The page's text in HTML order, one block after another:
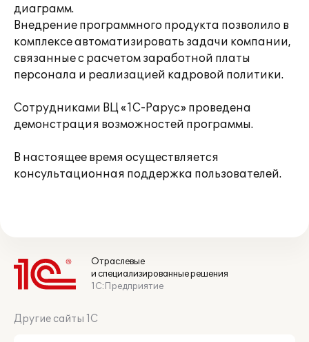
диаграмм.
Внедрение программного продукта позволило в
комплексе автоматизировать задачи компании,
связанные с расчетом заработной платы
персонала и реализацией кадровой политики.
Сотрудниками ВЦ «1С-Рарус» проведена
демонстрация возможностей программы.
В настоящее время осуществляется
консультационная поддержка пользователей.
Отраслевые
и специализированные решения
1С:Предприятие
Другие сайты 1С